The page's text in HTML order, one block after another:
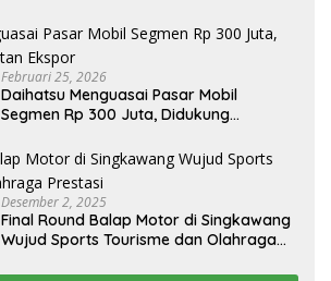
Februari 25, 2026
Daihatsu Menguasai Pasar Mobil
Segmen Rp 300 Juta, Didukung
Desember 2, 2025
Final Round Balap Motor di Singkawang
Wujud Sports Tourisme dan Olahraga